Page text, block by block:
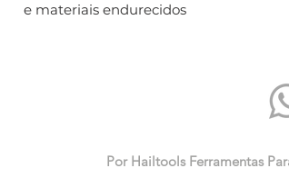
e materiais endurecidos
Por Hailtools Ferramentas